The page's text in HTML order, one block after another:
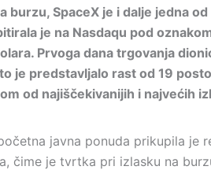
SpaceX je i dalje jedna
je na Nasdaqu pod
Prvoga dana trgovanja
je predstavljalo rast od 19
od najiščekivanijih i najvećih
javna ponuda prikupila je
čime je tvrtka pri izlasku na